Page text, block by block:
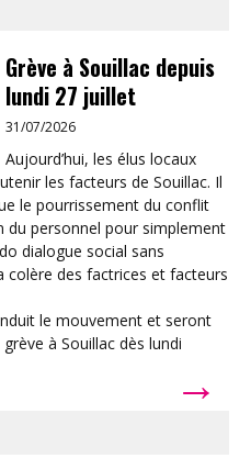
Grève à Souillac depuis
lundi 27 juillet
31/07/2026
Aujourd’hui, les élus locaux
les facteurs de Souillac. Il
le pourrissement du conflit
du personnel pour simplement
dialogue social sans
colère des factrices et facteurs
le mouvement et seront
à Souillac dès lundi
→